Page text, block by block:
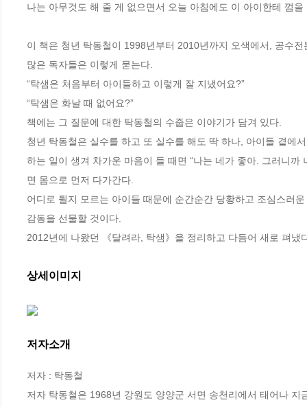
나는 아무것도 해 줄 게 없으면서 오늘 아침에도 이 아이한테 껌을
이 책은 청년 탁동철이 1998년부터 2010년까지 오색에서, 공수
많은 독자들은 이렇게 묻는다.
“탁샘은 처음부터 아이들하고 이렇게 잘 지냈어요?”
“탁샘은 화날 때 없어요?”
책에는 그 질문에 대한 탁동철의 수줍은 이야기가 담겨 있다.
청년 탁동철은 실수를 하고 또 실수를 해도 딱 하나, 아이들 곁에
하는 일이 생겨 차가운 마음이 들 때면 “나는 네가 좋아. 그러니
면 몸으로 먼저 다가간다.
어디로 튈지 모르는 아이들 때문에 순간순간 당황하고 조심스러
감동을 선물할 것이다.
2012년에 나왔던 《달려라, 탁샘》을 정리하고 다듬어 새로 펴냈
상세이미지
저자소개
저자 : 탁동철
저자 탁동철은 1968년 강원도 양양군 서면 송천리에서 태어나 지